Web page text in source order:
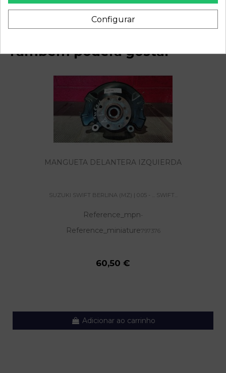
Também poderá gostar
MANGUETA DELANTERA IZQUIERDA
SUZUKI SWIFT BERLINA (MZ) | 0.05 - ... SWIFT...
Reference_mpn-
Reference_miniature797376
60,50 €
Adicionar ao carrinho
Configurar